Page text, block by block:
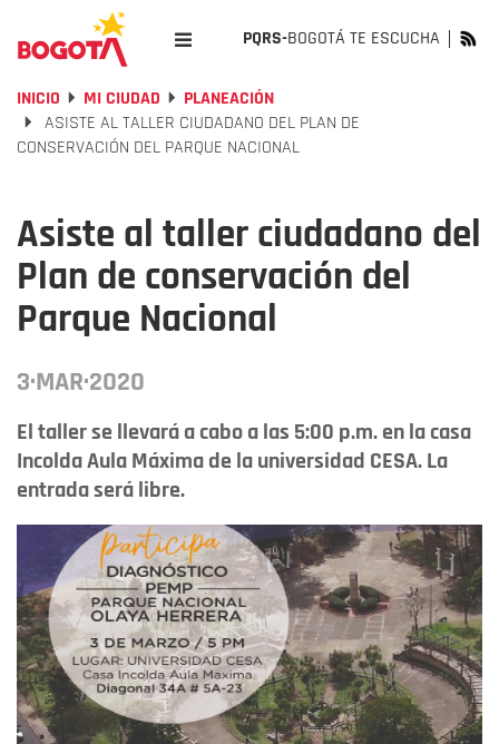
PQRS-BOGOTÁ TE ESCUCHA
INICIO MI CIUDAD
PLANEACIÓN
ASISTE AL TALLER CIUDADANO DEL PLAN DE
CONSERVACIÓN DEL PARQUE NACIONAL
Asiste al taller ciudadano del
Plan de conservación del
Parque Nacional
3·MAR·2020
El taller se llevará a cabo a las 5:00 p.m. en la casa
Incolda Aula Máxima de la universidad CESA. La
entrada será libre.